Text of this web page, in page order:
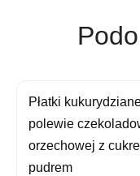
Płatki
polewie
orzechowej z
pudrem